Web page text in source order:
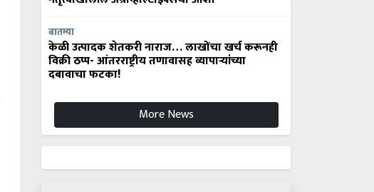
बातम्या
केळी उत्पादक शेतकरी नाराज… लाखोंचा खर्च करूनही
विक्री ठप्प- आंतरराष्ट्रीय तणावासह व्यापाऱ्यांच्या
दबावाचा फटका!
More News